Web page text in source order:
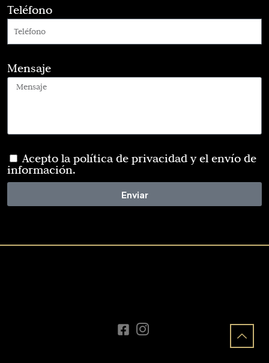
Teléfono
Mensaje
Acepto la política de privacidad y el envío de
información.
Enviar